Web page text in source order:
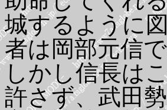
城するように
者は岡部元信
しかし信長は
許さず、武田